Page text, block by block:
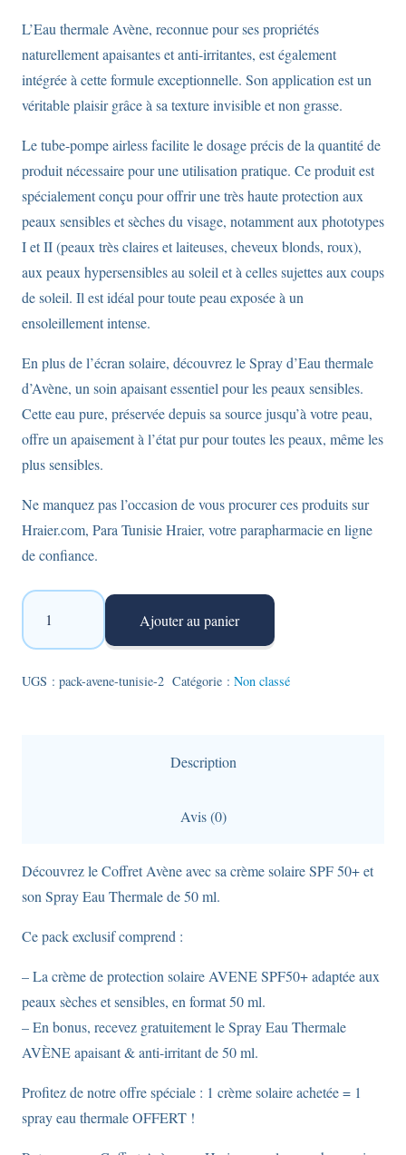
L’Eau thermale Avène, reconnue pour ses propriétés
naturellement apaisantes et anti-irritantes, est également
intégrée à cette formule exceptionnelle. Son application est un
véritable plaisir grâce à sa texture invisible et non grasse.
Le tube-pompe airless facilite le dosage précis de la quantité de
produit nécessaire pour une utilisation pratique. Ce produit est
spécialement conçu pour offrir une très haute protection aux
peaux sensibles et sèches du visage, notamment aux phototypes
I et II (peaux très claires et laiteuses, cheveux blonds, roux),
aux peaux hypersensibles au soleil et à celles sujettes aux coups
de soleil. Il est idéal pour toute peau exposée à un
ensoleillement intense.
En plus de l’écran solaire, découvrez le Spray d’Eau thermale
d’Avène, un soin apaisant essentiel pour les peaux sensibles.
Cette eau pure, préservée depuis sa source jusqu’à votre peau,
offre un apaisement à l’état pur pour toutes les peaux, même les
plus sensibles.
Ne manquez pas l’occasion de vous procurer ces produits sur
Hraier.com, Para Tunisie Hraier, votre parapharmacie en ligne
de confiance.
quantité
Pack
Avène
Eau
Thermale
50
Ajouter au panier
UGS : pack-avene-tunisie-2 Catégorie : Non classé
Description
Avis (0)
Découvrez le Coffret Avène avec sa crème solaire SPF 50+ et
son Spray Eau Thermale de 50 ml.
Ce pack exclusif comprend :
– La crème de protection solaire AVENE SPF50+ adaptée aux
peaux sèches et sensibles, en format 50 ml.
– En bonus, recevez gratuitement le Spray Eau Thermale
AVÈNE apaisant & anti-irritant de 50 ml.
Profitez de notre offre spéciale : 1 crème solaire achetée = 1
spray eau thermale OFFERT !